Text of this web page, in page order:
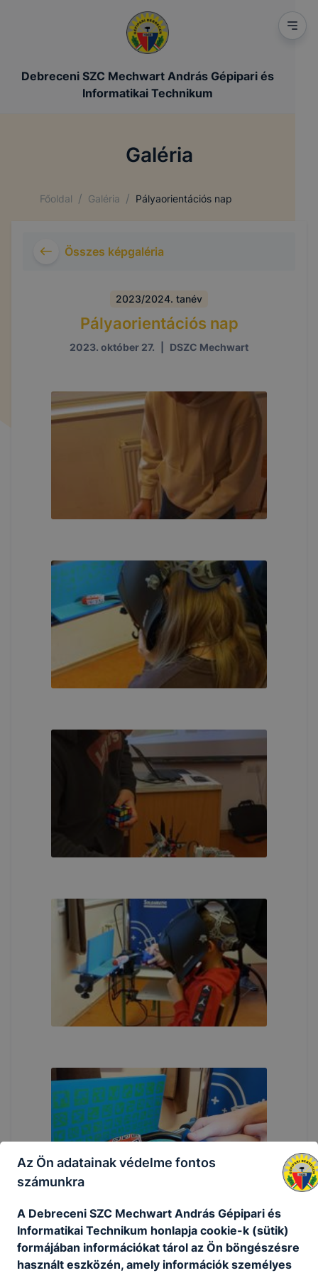
Debreceni SZC Mechwart András Gépipari és
Informatikai Technikum
Galéria
Főoldal / Galéria / Pályaorientációs nap
Összes képgaléria
2023/2024. tanév
Pályaorientációs nap
2023. október 27. DSZC Mechwart
Az Ön adatainak védelme fontos
számunkra
A Debreceni SZC Mechwart András Gépipari és
Informatikai Technikum honlapja cookie-k (sütik)
formájában információkat tárol az Ön böngészésre
használt eszközén, amely információk személyes